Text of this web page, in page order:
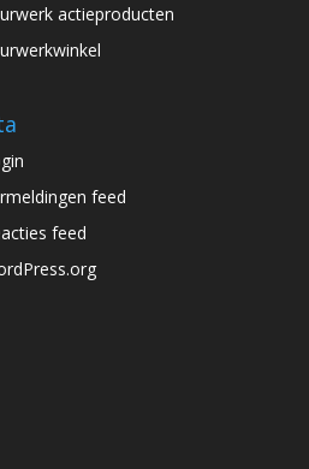
actieproducten
feed
feed